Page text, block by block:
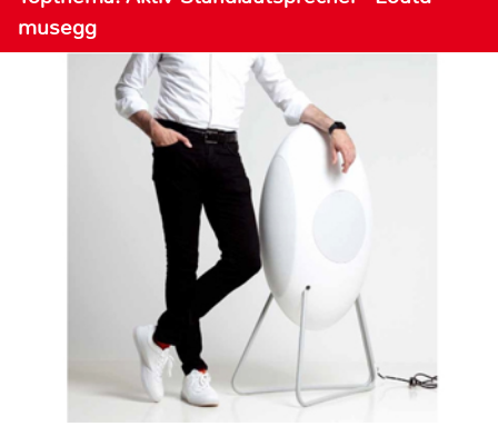
musegg